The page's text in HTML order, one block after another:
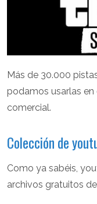
Más de 30.000
podamos usarlas
comercial.
Colección de
Como ya sabéis,
archivos gratuitos